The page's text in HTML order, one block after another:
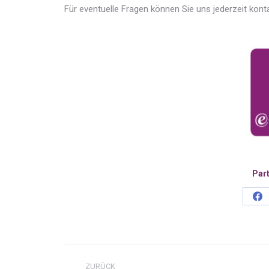
Für eventuelle Fragen können Sie uns jederzeit
Kommentarnavigation
ZURÜCK